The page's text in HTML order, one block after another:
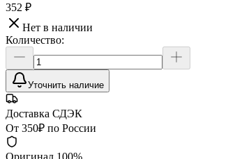
352 ₽
Нет в наличии
Количество:
Уточнить наличие
Доставка СДЭК
От 350₽ по России
Оригинал 100%